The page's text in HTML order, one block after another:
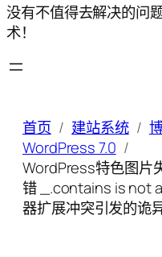
没有不值得去解决的问
术！
首页 建站系统
WordPress 7.0
WordPress特色图片
错 _.contains is not
器扩展冲突引发的诡